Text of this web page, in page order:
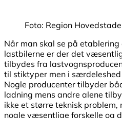
Foto: Region
Når man skal se på
lastbilerne er der det
tilbydes fra
til stiktyper men i
Nogle producenter tilbyder
ladning mens andre alene
ikke et større teknisk problem,
nogle væsentlige forskelle og